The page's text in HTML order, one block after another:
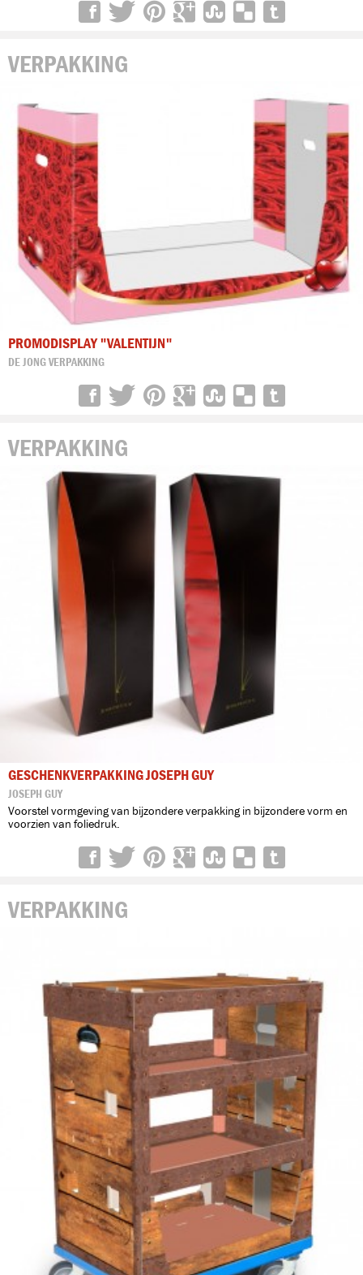
VERPAKKING
PROMODISPLAY "VALENTIJN"
DE JONG VERPAKKING
VERPAKKING
GESCHENKVERPAKKING JOSEPH GUY
JOSEPH GUY
Voorstel vormgeving van bijzondere verpakking in bijzondere vorm en
voorzien van foliedruk.
VERPAKKING